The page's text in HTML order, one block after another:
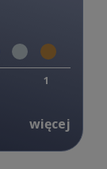
1
więcej